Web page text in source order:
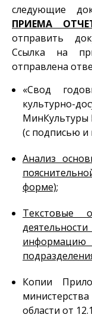
следующие
ПРИЕМА
отправить
Ссылка на
отправлена
«Свод
МинКультуры
(с подписью и
Анализ
форме);
Текстовые
информацию
Копии
области от